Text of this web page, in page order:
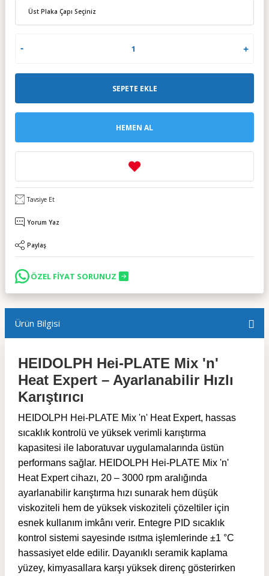
SEPETE EKLE
HEMEN AL
Tavsiye Et
Yorum Yaz
Paylaş
ÖZEL FİYAT SORUNUZ
Ürün Bilgisi
HEIDOLPH Hei-PLATE Mix 'n'
Heat Expert – Ayarlanabilir Hızlı
Karıştırıcı
HEIDOLPH Hei-PLATE Mix 'n' Heat Expert, hassas
sıcaklık kontrolü ve yüksek verimli karıştırma
kapasitesi ile laboratuvar uygulamalarında üstün
performans sağlar. HEIDOLPH Hei-PLATE Mix 'n'
Heat Expert cihazı, 20 – 3000 rpm aralığında
ayarlanabilir karıştırma hızı sunarak hem düşük
viskoziteli hem de yüksek viskoziteli çözeltiler için
esnek kullanım imkânı verir. Entegre PID sıcaklık
kontrol sistemi sayesinde ısıtma işlemlerinde ±1 °C
hassasiyet elde edilir. Dayanıklı seramik kaplama
yüzey, kimyasallara karşı yüksek direnç gösterirken